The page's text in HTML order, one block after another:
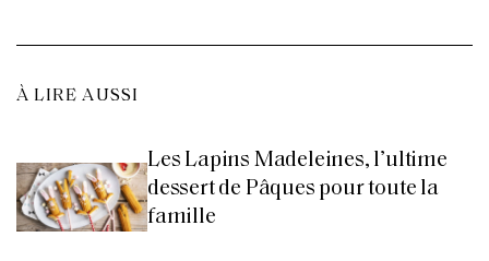
À LIRE AUSSI
Les Lapins Madeleines, l’ultime
dessert de Pâques pour toute la
famille